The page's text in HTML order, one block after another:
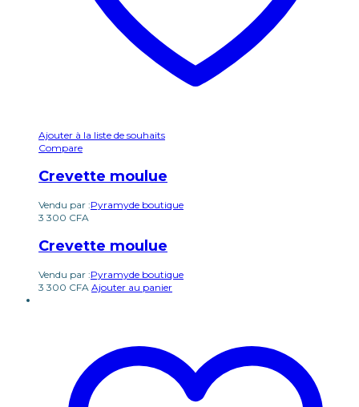
Ajouter à la liste de souhaits
Compare
Crevette moulue
Vendu par :Pyramyde boutique
3 300 CFA
Crevette moulue
Vendu par :Pyramyde boutique
3 300 CFA Ajouter au panier